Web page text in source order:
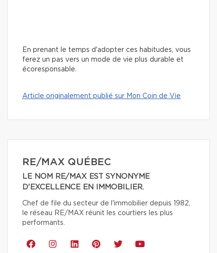
En prenant le temps d'adopter ces habitudes, vous
ferez un pas vers un mode de vie plus durable et
écoresponsable.
Article originalement publié sur Mon Coin de Vie
RE/MAX QUÉBEC
LE NOM RE/MAX EST SYNONYME
D'EXCELLENCE EN IMMOBILIER.
Chef de file du secteur de l'immobilier depuis 1982,
le réseau RE/MAX réunit les courtiers les plus
performants.